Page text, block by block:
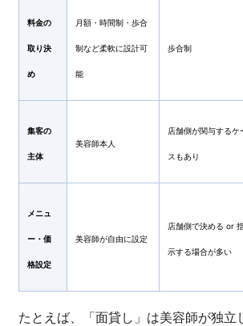
料金の
取り決
め
月額・時間制・歩合
制など柔軟に設計可
能
歩合制
集客の
主体
美容師本人
店舗側が関与するケ
スもあり
メニュ
ー・価
格設定
美容師が自由に設定
店舗側で決める or
示する場合が多い
たとえば、「面貸し」は美容師が独立